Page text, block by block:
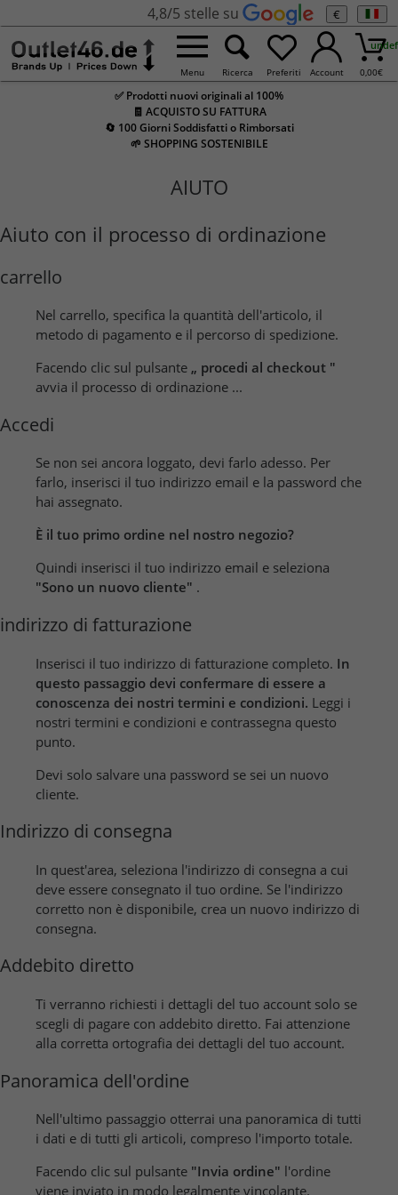
4,8/5 stelle su €
Menu Ricerca Preferiti Account 0,00€
✅ Prodotti nuovi originali al 100%
🧾 ACQUISTO SU FATTURA
🔄 100 Giorni Soddisfatti o Rimborsati
🌱 SHOPPING SOSTENIBILE
AIUTO
Aiuto con il processo di ordinazione
carrello
Nel carrello, specifica la quantità dell'articolo, il
metodo di pagamento e il percorso di spedizione.
Facendo clic sul pulsante „ procedi al checkout "
avvia il processo di ordinazione ...
Accedi
Se non sei ancora loggato, devi farlo adesso. Per
farlo, inserisci il tuo indirizzo email e la password che
hai assegnato.
È il tuo primo ordine nel nostro negozio?
Quindi inserisci il tuo indirizzo email e seleziona
"Sono un nuovo cliente" .
indirizzo di fatturazione
Inserisci il tuo indirizzo di fatturazione completo. In
questo passaggio devi confermare di essere a
conoscenza dei nostri termini e condizioni. Leggi i
nostri termini e condizioni e contrassegna questo
punto.
Devi solo salvare una password se sei un nuovo
cliente.
Indirizzo di consegna
In quest'area, seleziona l'indirizzo di consegna a cui
deve essere consegnato il tuo ordine. Se l'indirizzo
corretto non è disponibile, crea un nuovo indirizzo di
consegna.
Addebito diretto
Ti verranno richiesti i dettagli del tuo account solo se
scegli di pagare con addebito diretto. Fai attenzione
alla corretta ortografia dei dettagli del tuo account.
Panoramica dell'ordine
Nell'ultimo passaggio otterrai una panoramica di tutti
i dati e di tutti gli articoli, compreso l'importo totale.
Facendo clic sul pulsante "Invia ordine" l'ordine
viene inviato in modo legalmente vincolante.